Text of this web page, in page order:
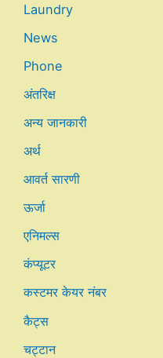
Laundry
News
Phone
अंतरिक्ष
अन्य जानकारी
अर्थ
आवर्त सारणी
ऊर्जा
एनिमल्स
कंप्यूटर
कस्टमर केयर नंबर
कैट्स
चट्टान